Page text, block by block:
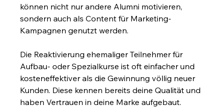
können nicht nur andere Alumni motivieren,
sondern auch als Content für Marketing-
Kampagnen genutzt werden.
Die Reaktivierung ehemaliger Teilnehmer für
Aufbau- oder Spezialkurse ist oft einfacher und
kosteneffektiver als die Gewinnung völlig neuer
Kunden. Diese kennen bereits deine Qualität und
haben Vertrauen in deine Marke aufgebaut.